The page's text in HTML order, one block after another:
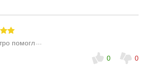
помогли с выбором.
0 0